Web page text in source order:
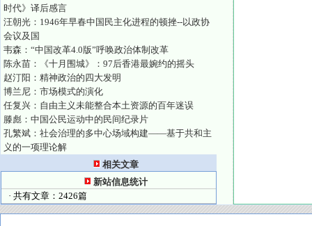
时代》译后感言
汪朝光：1946年早春中国民主化进程的顿挫--以政协
会议及国
韦森：“中国改革4.0版”呼唤政治体制改革
陈永苗：《十月围城》：97后香港最婉约的摇头
赵汀阳：精神政治的四大发明
博兰尼：市场模式的演化
任复兴：自由主义未能整合本土资源的百年迷误
滕彪：中国公民运动中的民间纪录片
孔繁斌：社会治理的多中心场域构建——基于共和主
义的一项理论解
相关文章
新站信息统计
· 共有文章：2426篇